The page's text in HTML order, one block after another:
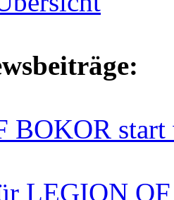
BOKOR
LEGION